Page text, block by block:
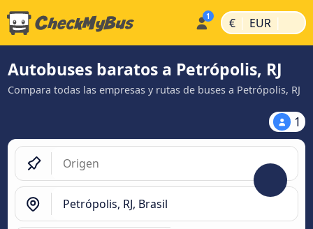
€ | EUR |
Autobuses baratos a Petrópolis, RJ
Compara todas las empresas y rutas de buses a Petrópolis, RJ
1